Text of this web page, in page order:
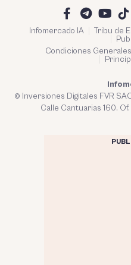
Infomercado IA Tribu de
Condiciones Generales
© Inversiones Digitales FVR
Calle Cantuarias 160.